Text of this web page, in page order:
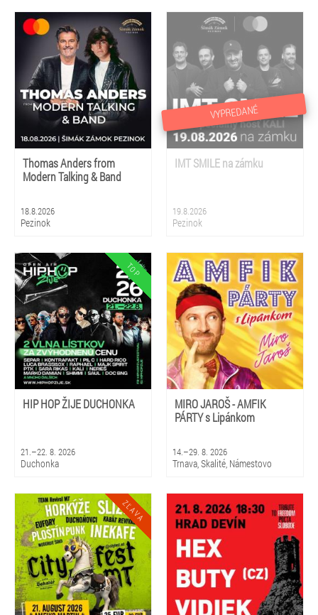
Thomas Anders from
Modern Talking & Band
18.8.2026
Pezinok
VYPREDANÉ
IMT SMILE na zámku
19.8.2026
Pezinok
HIP HOP ŽIJE DUCHONKA
21.–22. 8. 2026
Duchonka
MIRO JAROŠ - AMFIK
PÁRTY s Lipánkom
14.–29. 8. 2026
Trnava, Skalité, Námestovo